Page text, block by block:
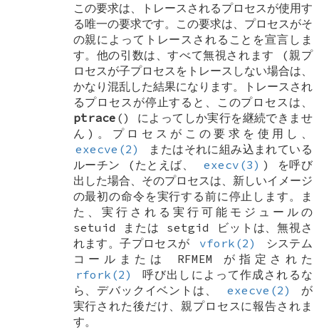
この要求は、トレースされるプロセスが使用す
る唯一の要求です。この要求は、プロセスがそ
の親によってトレースされることを宣言しま
す。他の引数は、すべて無視されます (親プ
ロセスが子プロセスをトレースしない場合は、
かなり混乱した結果になります。トレースされ
るプロセスが停止すると、このプロセスは、
ptrace () によってしか実行を継続できませ
ん)。プロセスがこの要求を使用し、
execve(2)
またはそれに組み込まれている
ルーチン (たとえば、
execv(3) ) を呼び
出した場合、そのプロセスは、新しいイメージ
の最初の命令を実行する前に停止します。ま
た、実行される実行可能モジュールの
setuid または setgid ビットは、無視さ
れます。子プロセスが
vfork(2)
システム
コールまたは RFMEM が指定された
rfork(2)
呼び出しによって作成されるな
ら、デバックイベントは、
execve(2)
が
実行された後だけ、親プロセスに報告されま
す。